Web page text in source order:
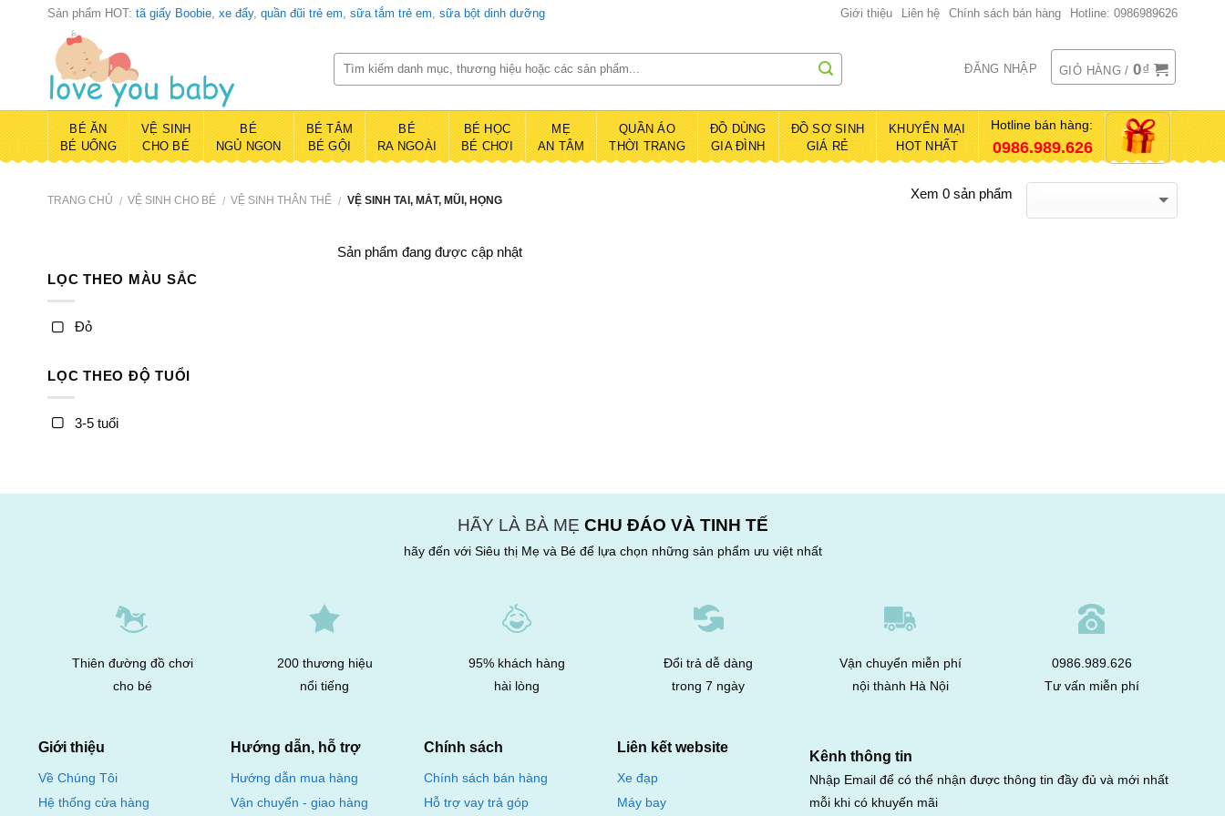
Sản phẩm HOT: tã giấy Boobie, xe đẩy, quần đũi trẻ em, sữa tắm trẻ em, sữa bột dinh dưỡng Giới thiệu Liên hệ Chính sách bán hàng Hotline: 0986989626
ĐĂNG NHẬP GIỎ HÀNG /0₫
BÉ ĂN
BÉ UỐNG
VỆ SINH
CHO BÉ
BÉ
NGỦ NGON
BÉ TẮM
BÉ GỘI
BÉ
RA NGOÀI
BÉ HỌC
BÉ CHƠI
MẸ
AN TÂM
QUẦN ÁO
THỜI TRANG
ĐỒ DÙNG
GIA ĐÌNH
ĐỒ SƠ SINH
GIÁ RẺ
KHUYẾN MẠI
HOT NHẤT
Hotline bán hàng:
0986.989.626
TRANG CHỦ / VỆ SINH CHO BÉ / VỆ SINH THÂN THỂ / VỆ SINH TAI, MẮT, MŨI, HỌNG Xem 0 sản phẩm
LỌC THEO MÀU SẮC
Đỏ
LỌC THEO ĐỘ TUỔI
3-5 tuổi
Sản phẩm đang được cập nhật
HÃY LÀ BÀ MẸ CHU ĐÁO VÀ TINH TẾ
hãy đến với Siêu thị Mẹ và Bé để lựa chọn những sản phẩm ưu việt nhất
Thiên đường đồ chơi
cho bé
200 thương hiệu
nổi tiếng
95% khách hàng
hài lòng
Đổi trả dễ dàng
trong 7 ngày
Vận chuyển miễn phí
nội thành Hà Nội
0986.989.626
Tư vấn miễn phí
Giới thiệu
Về Chúng Tôi
Hệ thống cửa hàng
Hướng dẫn, hỗ trợ
Hướng dẫn mua hàng
Vận chuyển - giao hàng
Chính sách
Chính sách bán hàng
Hỗ trợ vay trả góp
Liên kết website
Xe đạp
Máy bay
Kênh thông tin
Nhập Email để có thể nhận được thông tin đầy đủ và mới nhất
mỗi khi có khuyến mãi